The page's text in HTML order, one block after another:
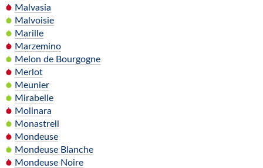
Malvasia
Malvoisie
Marille
Marzemino
Melon de Bourgogne
Merlot
Meunier
Mirabelle
Molinara
Monastrell
Mondeuse
Mondeuse Blanche
Mondeuse Noire